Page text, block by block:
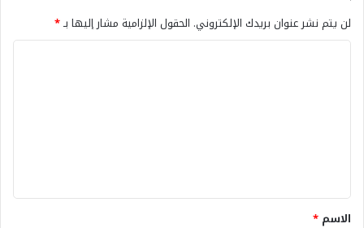
لن يتم نشر عنوان بريدك الإلكتروني. الحقول الإلزامية مشار إليها بـ*
ق
*
الاسم *